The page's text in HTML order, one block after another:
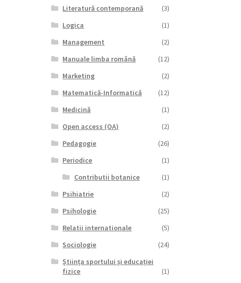
Literatură contemporană
(3)
Logica
(1)
Management
(2)
Manuale limba română
(12)
Marketing
(2)
Matematică-Informatică
(12)
Medicină
(1)
Open access (OA)
(2)
Pedagogie
(26)
Periodice
(1)
Contributii botanice
(1)
Psihiatrie
(2)
Psihologie
(25)
Relatii internationale
(5)
Sociologie
(24)
Știința sportului și educației
fizice
(1)